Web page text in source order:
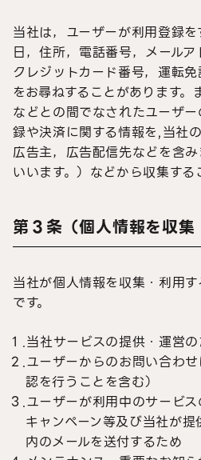
当社は，ユーザーが利用登録
日，住所，電話番号，メールア
クレジットカード番号，運転
をお尋ねすることがあります
などとの間でなされたユーザ
録や決済に関する情報を,当社
広告主，広告配信先などを含
いいます。）などから収集する
第３条（個人情報を収集
当社が個人情報を収集・利用
です。
１.当社サービスの提供・運営
２.ユーザーからのお問い合わ
認を行うことを含む）
３.ユーザーが利用中のサービス
キャンペーン等及び当社が
内のメールを送付するため